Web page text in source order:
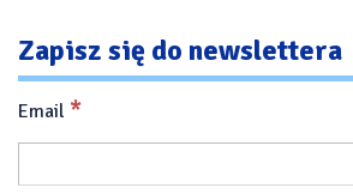
Zapisz się do newslettera
Email *